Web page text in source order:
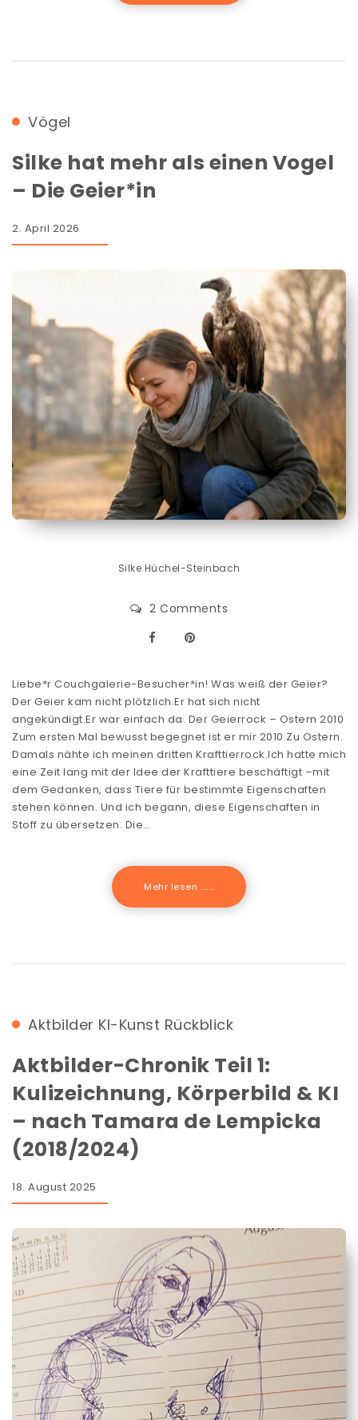
Vögel
Silke hat mehr als einen Vogel
– Die Geier*in
2. April 2026
Silke Hüchel-Steinbach
2 Comments
Liebe*r Couchgalerie-Besucher*in! Was weiß der Geier?
Der Geier kam nicht plötzlich.Er hat sich nicht
angekündigt.Er war einfach da. Der Geierrock – Ostern 2010
Zum ersten Mal bewusst begegnet ist er mir 2010.Zu Ostern.
Damals nähte ich meinen dritten Krafttierrock.Ich hatte mich
eine Zeit lang mit der Idee der Krafttiere beschäftigt –mit
dem Gedanken, dass Tiere für bestimmte Eigenschaften
stehen können. Und ich begann, diese Eigenschaften in
Stoff zu übersetzen. Die…
Mehr lesen .......
Aktbilder KI-Kunst Rückblick
Aktbilder-Chronik Teil 1:
Kulizeichnung, Körperbild & KI
– nach Tamara de Lempicka
(2018/2024)
18. August 2025